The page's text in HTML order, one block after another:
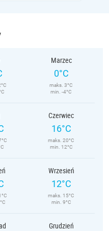
Marzec
0°C
maks. 3°C
min. -4°C
Czerwiec
16°C
maks. 20°C
min. 12°C
Wrzesień
12°C
maks. 15°C
min. 9°C
Grudzień